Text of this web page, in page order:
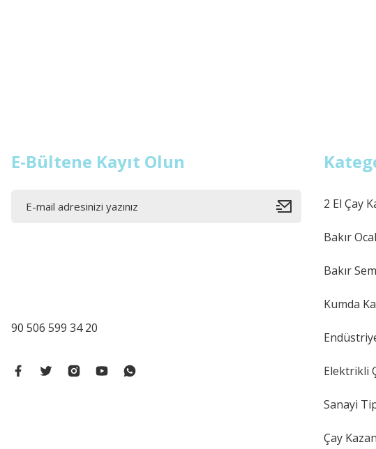
E-Bültene Kayıt Olun
90 506 599 34 20
2 El Çay
Bakır
Bakır
Kumda
Elektrikli
Sanayi
Çay